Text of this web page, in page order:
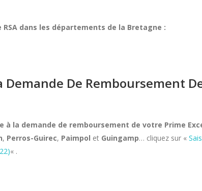
dans les départements de la Bretagne :
De Remboursement
la demande de remboursement de votre Prime
, Perros-Guirec, Paimpol et Guingamp… cliquez sur «
« .